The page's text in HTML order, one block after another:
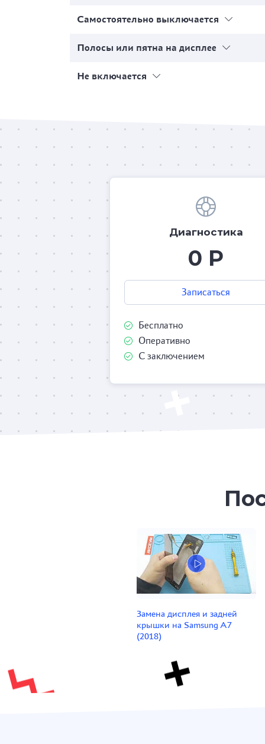
Самостоятельно выключается
Полосы или пятна на дисплее
Не включается
Диагностика
0 Р
Записаться
Бесплатно
Оперативно
С заключением
Замена дисплея и задней
крышки на Samsung A7
(2018)